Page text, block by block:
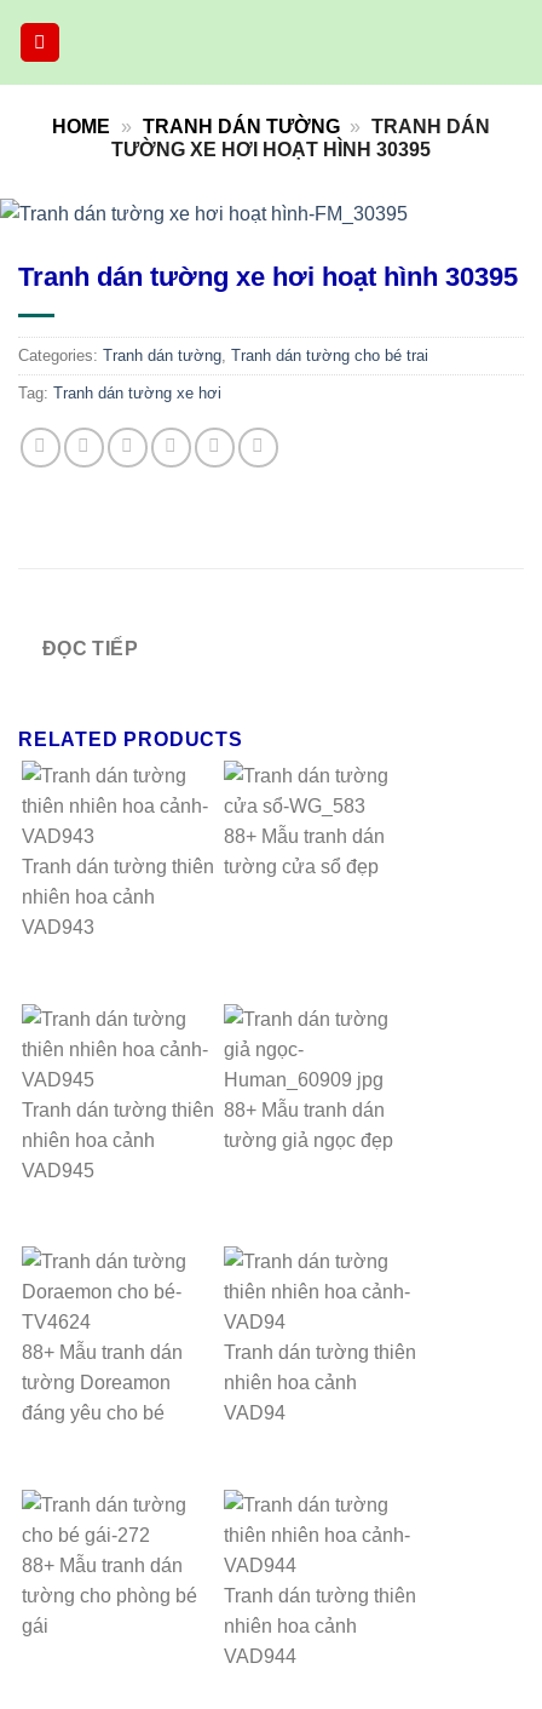
HOME » TRANH DÁN TƯỜNG » TRANH DÁN
TƯỜNG XE HƠI HOẠT HÌNH 30395
Tranh dán tường xe hơi hoạt hình 30395
Categories: Tranh dán tường, Tranh dán tường cho bé trai
Tag: Tranh dán tường xe hơi
ĐỌC TIẾP
RELATED PRODUCTS
Tranh dán tường thiên
nhiên hoa cảnh
VAD943
88+ Mẫu tranh dán
tường cửa sổ đẹp
Tranh dán tường thiên
nhiên hoa cảnh
VAD945
88+ Mẫu tranh dán
tường giả ngọc đẹp
88+ Mẫu tranh dán
tường Doreamon
đáng yêu cho bé
Tranh dán tường thiên
nhiên hoa cảnh
VAD94
88+ Mẫu tranh dán
tường cho phòng bé
gái
Tranh dán tường thiên
nhiên hoa cảnh
VAD944